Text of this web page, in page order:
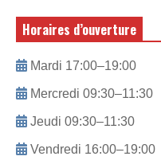
Horaires d’ouverture
Mardi 17:00–19:00
Mercredi 09:30–11:30
Jeudi 09:30–11:30
Vendredi 16:00–19:00